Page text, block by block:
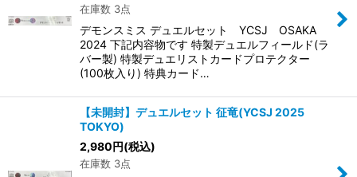
在庫数 3点
デモンスミス デュエルセット YCSJ OSAKA
2024 下記内容物です 特製デュエルフィールド(ラ
バー製) 特製デュエリストカードプロテクター
(100枚入り) 特典カード…
【未開封】デュエルセット 征竜(YCSJ 2025
TOKYO)
2,980円(税込)
在庫数 3点